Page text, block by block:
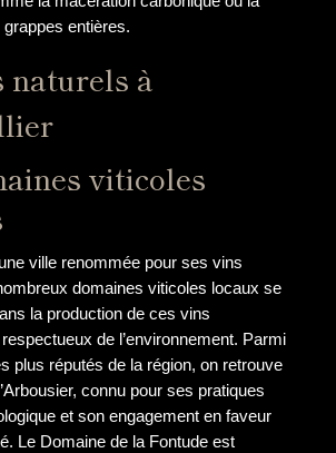
entières.
naturels à
viticoles
ville renommée pour ses vins
domaines viticoles locaux se
la production de ces vins
de l’environnement. Parmi
plus réputés de la région, on retrouve
connu pour ses pratiques
et son engagement en faveur
Le Domaine de la Fontude est